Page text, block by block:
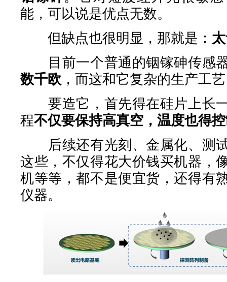
能，可以说是优点无数。
但缺点也很明显，那就是：
目前一个普通的铟镓砷传感
数千欧 ，而这和它复杂的生产工
要造它，首先得在硅片上长
程不仅要保持高真空，温度也得
后续还有光刻、金属化、测
这些，不仅得花大价钱买机器，
机等等，都不是便宜货，还得有
仪器。